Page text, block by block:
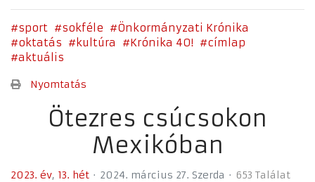
sport sokféle
Önkormányzati Krónika
oktatás
kultúra Krónika 40!
címlap
aktuális
Nyomtatás
Ötezres csúcsokon
Mexikóban
2023. év 13. hét 2024. március 27. Szerda 653 Találat